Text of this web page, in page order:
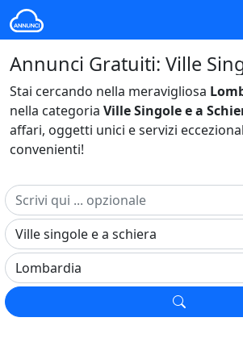
Stai cercando nella meravigliosa
nella categoria Ville Singole e a
affari, oggetti unici e servizi
convenienti!